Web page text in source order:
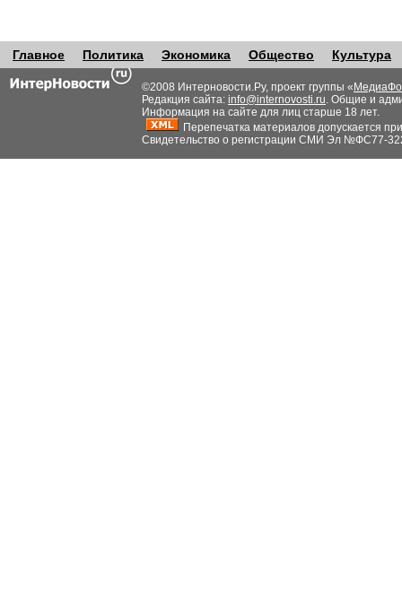
Главное Политика Экономика Общество Культура
©2008 Интерновости.Ру, проект группы «
Редакция сайта: info@internovosti.ru. Общие и
Информация на сайте для лиц старше 18 лет.
Перепечатка материалов допускается
Свидетельство о регистрации СМИ Эл №ФС77-